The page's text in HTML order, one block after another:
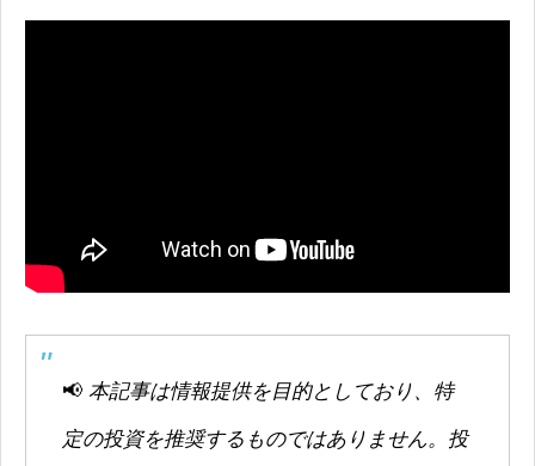
📢 本記事は情報提供を目的としており、特
定の投資を推奨するものではありません。投